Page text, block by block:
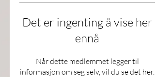
Det er ingenting å vise her
ennå
Når dette medlemmet legger til
informasjon om seg selv, vil du se det her.